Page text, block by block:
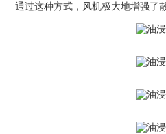
通过这种方式，风机极大地增强了散